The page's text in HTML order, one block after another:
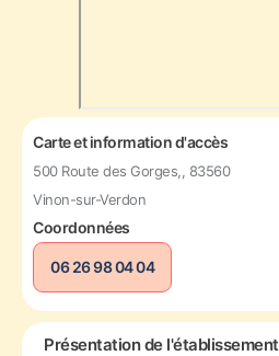
Carte et information d'accès
500 Route des Gorges,, 83560
Vinon-sur-Verdon
Coordonnées
06 26 98 04 04
Présentation de l'établissement